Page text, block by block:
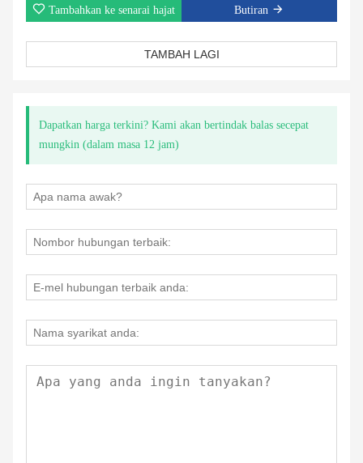
Tambahkan ke senarai hajat Butiran
TAMBAH LAGI
Dapatkan harga terkini? Kami akan bertindak balas secepat
mungkin (dalam masa 12 jam)